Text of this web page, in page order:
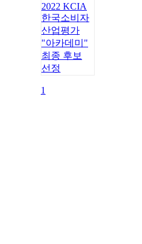
2022 KCIA
한국소비자
산업평가
"아카데미"
최종 후보
선정
1